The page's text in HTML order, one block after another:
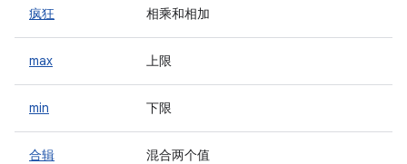
疯狂 相乘和相加
max 上限
min 下限
合辑 混合两个值